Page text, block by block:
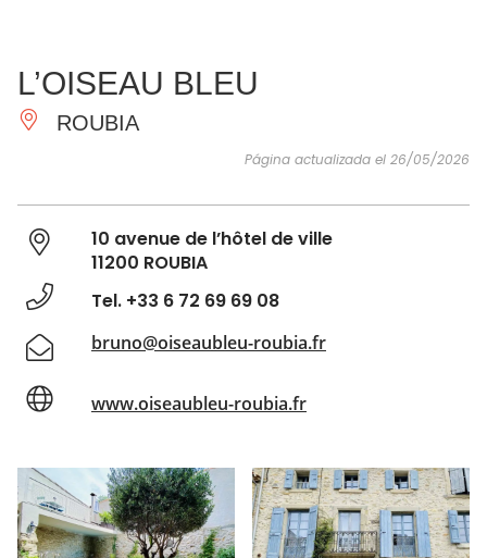
IMPRESCINDIBLES
HACER
L’OISEAU BLEU
ROUBIA
Página actualizada el 26/05/2026
10 avenue de l’hôtel de ville
11200 ROUBIA
Tel. +33 6 72 69 69 08
bruno@oiseaubleu-roubia.fr
www.oiseaubleu-roubia.fr